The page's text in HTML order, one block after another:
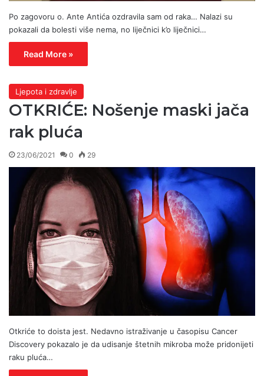
Po zagovoru o. Ante Antića ozdravila sam od raka… Nalazi su
pokazali da bolesti više nema, no liječnici k’o liječnici…
Read More »
Ljepota i zdravlje
OTKRIĆE: Nošenje maski jača
rak pluća
23/06/2021 0 29
Otkriće to doista jest. Nedavno istraživanje u časopisu Cancer
Discovery pokazalo je da udisanje štetnih mikroba može pridonijeti
raku pluća…